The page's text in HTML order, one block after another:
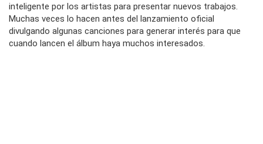
inteligente por los artistas para presentar nuevos trabajos.
Muchas veces lo hacen antes del lanzamiento oficial
divulgando algunas canciones para generar interés para que
cuando lancen el álbum haya muchos interesados.